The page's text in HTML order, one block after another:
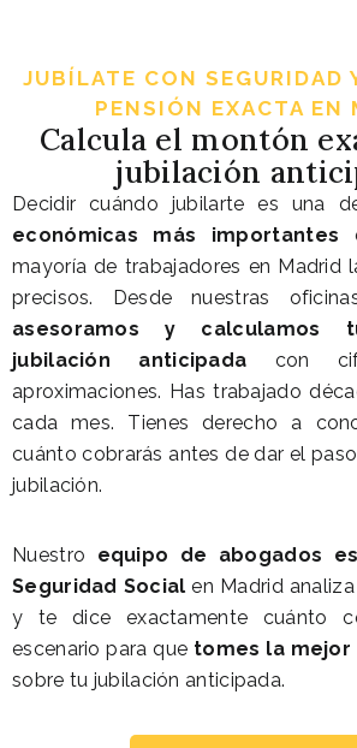
JUBÍLATE CON SEGURIDAD
PENSIÓN EXACTA EN
Calcula el montón
jubilación
Decidir cuándo jubilarte es una
económicas más importantes
mayoría de trabajadores en Madrid
precisos. Desde nuestras
asesoramos y calculamos
jubilación anticipada con
aproximaciones. Has trabajado
cada mes. Tienes derecho a
cuánto cobrarás antes de dar el
jubilación.
Nuestro equipo de abogados
Seguridad Social en Madrid
y te dice exactamente cuánto
escenario para que tomes la
sobre tu jubilación anticipada.